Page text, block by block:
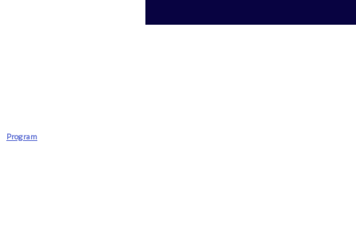
Program